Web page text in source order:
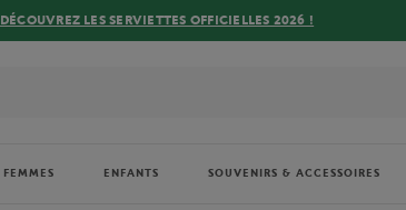
DÉCOUVREZ LES SERVIETTES OFFICIELLES 2026 !
FEMMES ENFANTS SOUVENIRS & ACCESSOIRES